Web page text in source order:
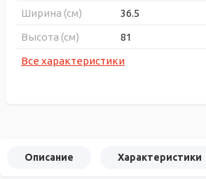
Ширина (см)
36.5
Высота (см)
81
Все характеристики
Описание Характеристики